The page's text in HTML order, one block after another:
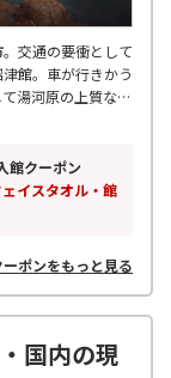
交通の要衝として
館。車が行きかう
湯河原の上質な温
館クーポン
イスタオル・館
ーポンをもっと見る
国内の現